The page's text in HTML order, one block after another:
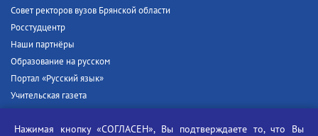
Совет ректоров вузов Брянской области
Росстудцентр
Наши партнёры
Образование на русском
Портал «Русский язык»
Учительская газета
Единый портал государственных услуг
Нажимая кнопку «СОГЛАСЕН», Вы подтверждаете то, что Вы